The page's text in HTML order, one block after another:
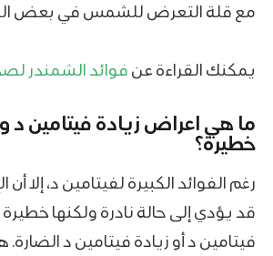
مع قلة التعرض للشمس في بعض
يمكنك القراءة عن فوائد الشمندر
ما هي اعراض زيادة فيتامين د
خطيرة؟
رغم الفوائد الكبيرة لفيتامين د، إلا أن
قد يؤدي إلى حالة نادرة ولكنها
فيتامين د أو زيادة فيتامين د الضارة.